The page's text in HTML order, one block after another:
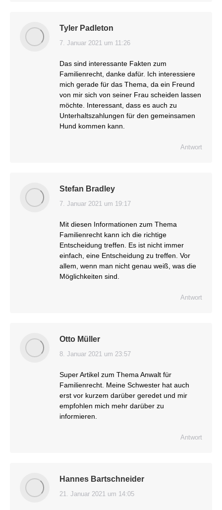
Tyler Padleton
sagt:
7. Januar 2021 um 11:26
Das sind interessante Fakten zum
Familienrecht, danke dafür. Ich interessiere
mich gerade für das Thema, da ein Freund
von mir sich von seiner Frau scheiden lassen
möchte. Interessant, dass es auch zu
Unterhaltszahlungen für den gemeinsamen
Hund kommen kann.
Antwort
Stefan Bradley
sagt:
7. Januar 2021 um 19:17
Mit diesen Informationen zum Thema
Familienrecht kann ich die richtige
Entscheidung treffen. Es ist nicht immer
einfach, eine Entscheidung zu treffen. Vor
allem, wenn man nicht genau weiß, was die
Möglichkeiten sind.
Antwort
Otto Müller
sagt:
8. Januar 2021 um 23:57
Super Artikel zum Thema Anwalt für
Familienrecht. Meine Schwester hat auch
erst vor kurzem darüber geredet und mir
empfohlen mich mehr darüber zu
informieren.
Antwort
Hannes Bartschneider
sagt:
21. Januar 2021 um 14:05